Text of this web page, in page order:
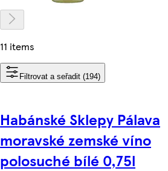
11 items
Filtrovat a seřadit (194)
Habánské Sklepy Pálava
moravské zemské víno
polosuché bílé 0,75l